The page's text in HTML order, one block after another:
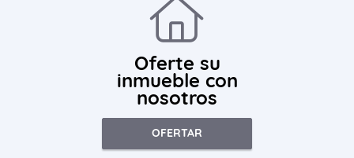
Oferte su
inmueble con
nosotros
OFERTAR